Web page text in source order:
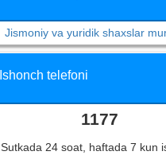
Jismoniy va yuridik shaxslar
Ishonch telefoni
1177
Sutkada 24 soat, haftada 7 kun